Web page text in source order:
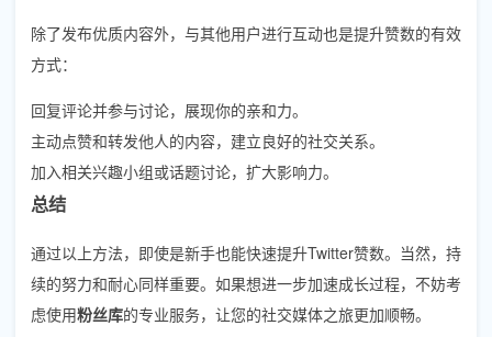
除了发布优质内容外，与其他用户进行互动也是提升赞数的有效
方式：
回复评论并参与讨论，展现你的亲和力。
主动点赞和转发他人的内容，建立良好的社交关系。
加入相关兴趣小组或话题讨论，扩大影响力。
总结
通过以上方法，即使是新手也能快速提升Twitter赞数。当然，持
续的努力和耐心同样重要。如果想进一步加速成长过程，不妨考
虑使用粉丝库的专业服务，让您的社交媒体之旅更加顺畅。